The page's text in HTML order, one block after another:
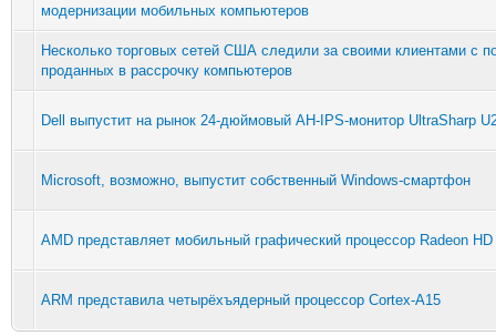
модернизации мобильных компьютеров
Несколько торговых сетей США следили за своими клиентами с
проданных в рассрочку компьютеров
Dell выпустит на рынок 24-дюймовый AH-IPS-монитор UltraSharp
Microsoft, возможно, выпустит собственный Windows-смартфон
AMD представляет мобильный графический процессор Radeon
ARM представила четырёхъядерный процессор Cortex-A15